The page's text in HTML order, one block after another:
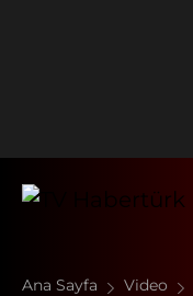
Ana Sayfa Video